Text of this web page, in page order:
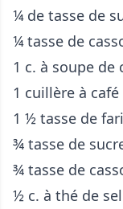
¼ de tasse de
¼ tasse de
1 c. à soupe
1 cuillère à
1 ½ tasse de
¾ tasse de
¾ tasse de
½ c. à thé de sel